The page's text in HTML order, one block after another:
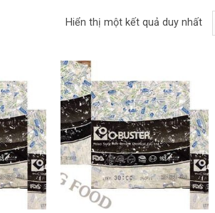
Hiển thị một kết quả duy nhất